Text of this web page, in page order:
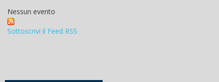
Nessun evento
Sottoscrivi il Feed RSS